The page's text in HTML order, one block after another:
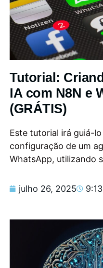
Tutorial:
IA com N8N e
(GRÁTIS)
Este tutorial irá guiá-
configuração de um
WhatsApp, utilizando
julho 26, 2025